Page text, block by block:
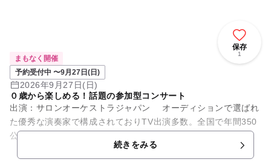
保存
1
まもなく開催
予約受付中 〜9月27日(日)
2026年9月27日(日)
０歳から楽しめる！話題の参加型コンサート
出演：サロンオーケストラジャパン オーディションで選ばれ
た優秀な演奏家で構成されておりTV出演多数。全国で年間350
公演開催の人気団体です。 0歳の赤ちゃんから参加できる、全
続きをみる